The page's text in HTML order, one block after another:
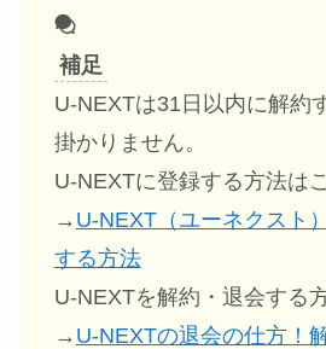
補足
U-NEXTは31日以内に解約
掛かりません。
U-NEXTに登録する方法は
→ U-NEXT（ユーネクスト
する方法
U-NEXTを解約・退会する
→ U-NEXTの退会の仕方！